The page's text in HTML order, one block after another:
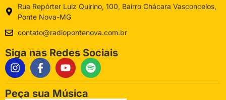
Rua Repórter Luiz Quirino, 100, Bairro Chácara Vasconcelos,
Ponte Nova-MG
contato@radiopontenova.com.br
Siga nas Redes Sociais
Peça sua Música